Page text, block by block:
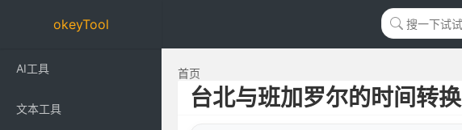
okeyTool
AI工具
文本工具
首页
台北与班加罗尔的时间转换